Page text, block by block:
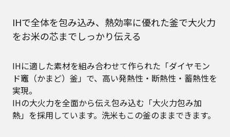
IHで全体を包み込み、熱効率に優れた釜で大火力
をお米の芯までしっかり伝える
IHに適した素材を組み合わせて作られた「ダイヤモン
ド竈（かまど）釜」で、高い発熱性・断熱性・蓄熱性を
実現。
IHの大火力を全面から伝え包み込む「大火力包み加
熱」を採用しています。洗米もこの釜のままできます。